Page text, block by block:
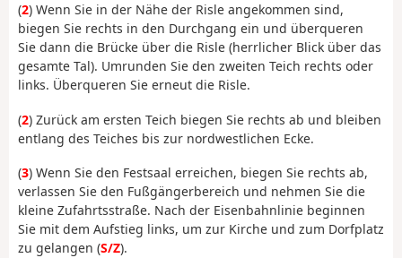
(2) Wenn Sie in der Nähe der Risle angekommen sind,
biegen Sie rechts in den Durchgang ein und überqueren
Sie dann die Brücke über die Risle (herrlicher Blick über das
gesamte Tal). Umrunden Sie den zweiten Teich rechts oder
links. Überqueren Sie erneut die Risle.
(2) Zurück am ersten Teich biegen Sie rechts ab und bleiben
entlang des Teiches bis zur nordwestlichen Ecke.
(3) Wenn Sie den Festsaal erreichen, biegen Sie rechts ab,
verlassen Sie den Fußgängerbereich und nehmen Sie die
kleine Zufahrtsstraße. Nach der Eisenbahnlinie beginnen
Sie mit dem Aufstieg links, um zur Kirche und zum Dorfplatz
zu gelangen (S/Z).